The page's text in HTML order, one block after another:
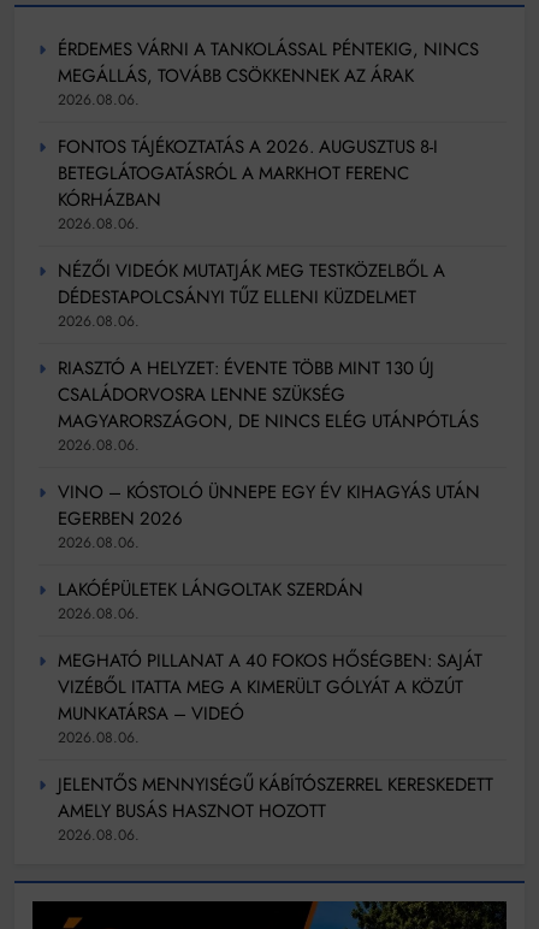
ÉRDEMES VÁRNI A TANKOLÁSSAL PÉNTEKIG, NINCS
MEGÁLLÁS, TOVÁBB CSÖKKENNEK AZ ÁRAK
2026.08.06.
FONTOS TÁJÉKOZTATÁS A 2026. AUGUSZTUS 8-I
BETEGLÁTOGATÁSRÓL A MARKHOT FERENC
KÓRHÁZBAN
2026.08.06.
NÉZŐI VIDEÓK MUTATJÁK MEG TESTKÖZELBŐL A
DÉDESTAPOLCSÁNYI TŰZ ELLENI KÜZDELMET
2026.08.06.
RIASZTÓ A HELYZET: ÉVENTE TÖBB MINT 130 ÚJ
CSALÁDORVOSRA LENNE SZÜKSÉG
MAGYARORSZÁGON, DE NINCS ELÉG UTÁNPÓTLÁS
2026.08.06.
VINO – KÓSTOLÓ ÜNNEPE EGY ÉV KIHAGYÁS UTÁN
EGERBEN 2026
2026.08.06.
LAKÓÉPÜLETEK LÁNGOLTAK SZERDÁN
2026.08.06.
MEGHATÓ PILLANAT A 40 FOKOS HŐSÉGBEN: SAJÁT
VIZÉBŐL ITATTA MEG A KIMERÜLT GÓLYÁT A KÖZÚT
MUNKATÁRSA – VIDEÓ
2026.08.06.
JELENTŐS MENNYISÉGŰ KÁBÍTÓSZERREL KERESKEDETT
AMELY BUSÁS HASZNOT HOZOTT
2026.08.06.